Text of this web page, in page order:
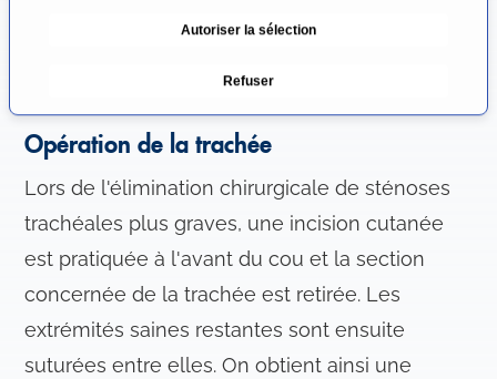
o
n
e
n
m
e
Autoriser la sélection
Refuser
tels cas, il est possible de recourir à différentes
Opération de la trachée
Lors de l'élimination chirurgicale de sténoses
trachéales plus graves, une incision cutanée
est pratiquée à l'avant du cou et la section
concernée de la trachée est retirée. Les
extrémités saines restantes sont ensuite
suturées entre elles. On obtient ainsi une